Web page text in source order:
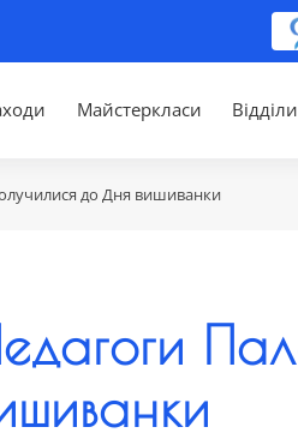
Майстеркласи Відділи
до Дня вишиванки